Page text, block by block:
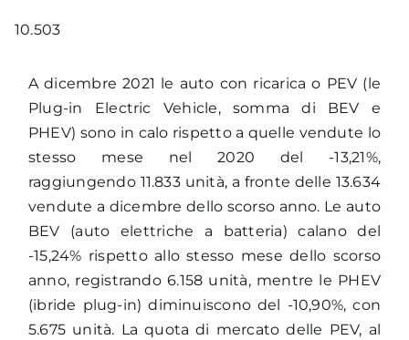
10.503
A dicembre 2021 le auto con ricarica o PEV (le
Plug-in Electric Vehicle, somma di BEV e
PHEV) sono in calo rispetto a quelle vendute lo
stesso mese nel 2020 del -13,21%,
raggiungendo 11.833 unità, a fronte delle 13.634
vendute a dicembre dello scorso anno. Le auto
BEV (auto elettriche a batteria) calano del
-15,24% rispetto allo stesso mese dello scorso
anno, registrando 6.158 unità, mentre le PHEV
(ibride plug-in) diminuiscono del -10,90%, con
5.675 unità. La quota di mercato delle PEV, al